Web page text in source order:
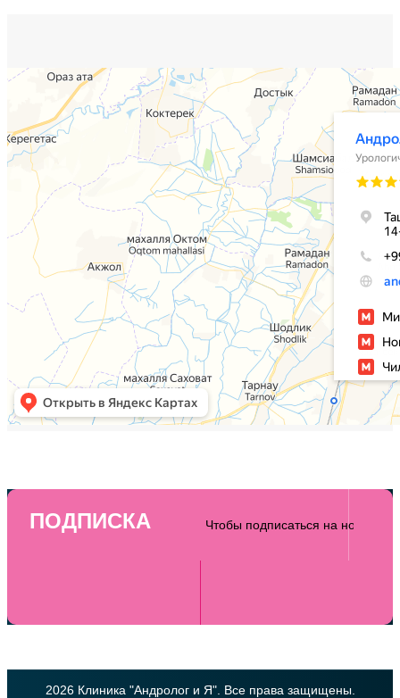
ПОДПИСКА
2026 Клиника "Андролог и Я". Все права защищены.